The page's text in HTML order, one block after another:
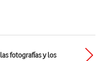
fotografías y los